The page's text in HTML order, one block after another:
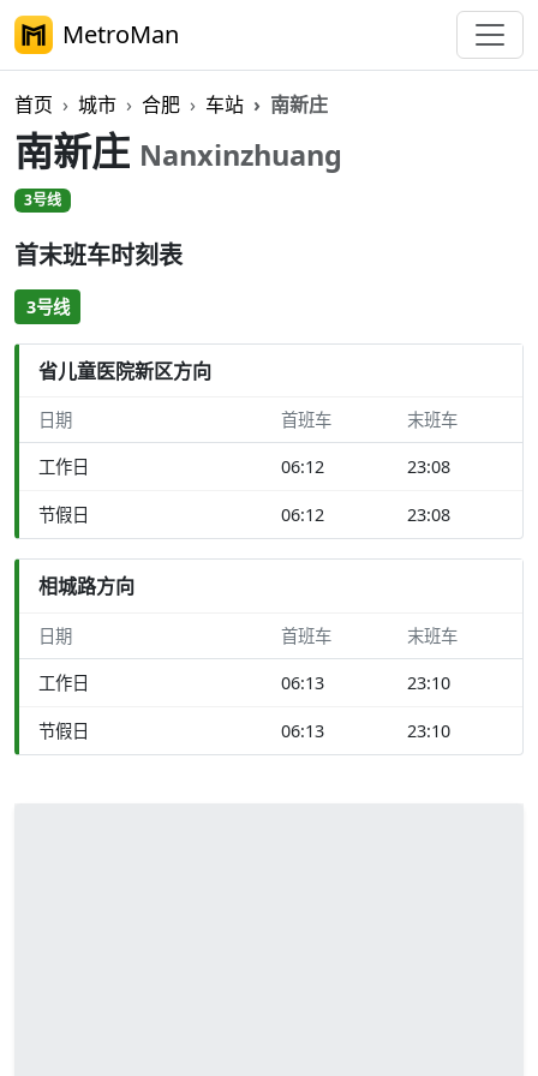
MetroMan
首页 城市 合肥 车站 南新庄
南新庄 Nanxinzhuang
3号线
首末班车时刻表
3号线
省儿童医院新区方向
日期 首班车 末班车
工作日 06:12 23:08
节假日 06:12 23:08
相城路方向
日期 首班车 末班车
工作日 06:13 23:10
节假日 06:13 23:10